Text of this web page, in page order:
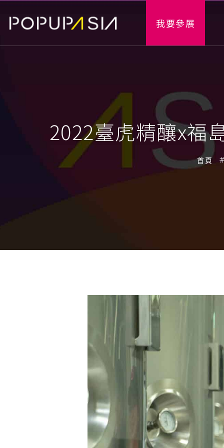
我要參展
2022臺虎精釀x福
首頁